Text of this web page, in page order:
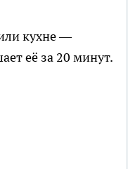
кухне —
её за 20 минут.